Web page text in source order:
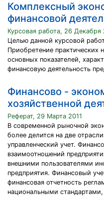
Комплексный
финансовой
Курсовая работа, 26 Декабря
Целью данной курсовой
Приобретение практических
основных показателей,
финансовую деятельность
Финансово -
хозяйственной
Реферат, 29 Марта 2011
В современной рыночной
более делится на две
управленческий учет.
взаимоотношений
внешними пользователями
предприятия. Финансовый
финансовая отчетность
национальными